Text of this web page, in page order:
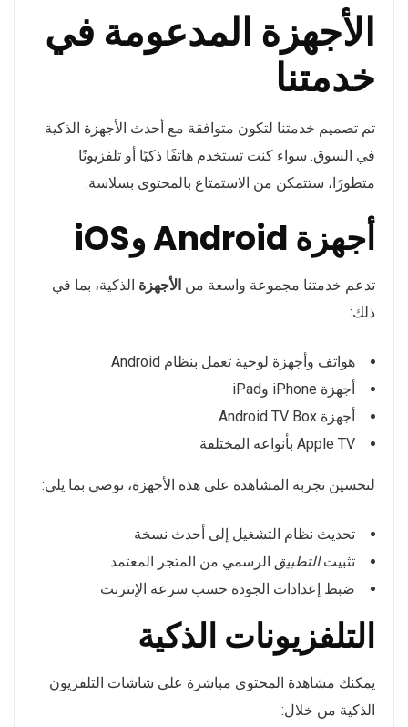
الأجهزة المدعومة في
خدمتنا
تم تصميم خدمتنا لتكون متوافقة مع أحدث الأجهزة الذكية
في السوق. سواء كنت تستخدم هاتفًا ذكيًا أو تلفزيونًا
متطورًا، ستتمكن من الاستمتاع بالمحتوى بسلاسة.
أجهزة Android وiOS
تدعم خدمتنا مجموعة واسعة من الأجهزة الذكية، بما في
ذلك:
هواتف وأجهزة لوحية تعمل بنظام Android
أجهزة iPhone وiPad
أجهزة Android TV Box
Apple TV بأنواعه المختلفة
لتحسين تجربة المشاهدة على هذه الأجهزة، نوصي بما يلي:
تحديث نظام التشغيل إلى أحدث نسخة
تثبيتالتطبيق الرسمي من المتجر المعتمد
ضبط إعدادات الجودة حسب سرعة الإنترنت
التلفزيونات الذكية
يمكنك مشاهدة المحتوى مباشرة على شاشات التلفزيون
الذكية من خلال: